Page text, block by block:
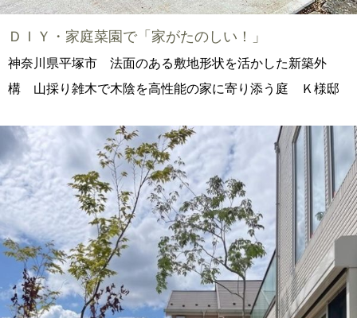
ＤＩＹ・家庭菜園で「家がたのしい！」
神奈川県平塚市 法面のある敷地形状を活かした新築外
構 山採り雑木で木陰を高性能の家に寄り添う庭 Ｋ様邸